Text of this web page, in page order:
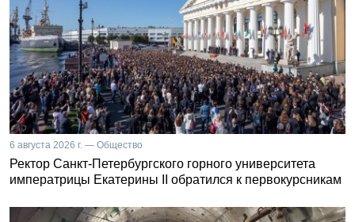
6 августа 2026 г. — Общество
Ректор Санкт-Петербургского горного университета
императрицы Екатерины II обратился к первокурсникам